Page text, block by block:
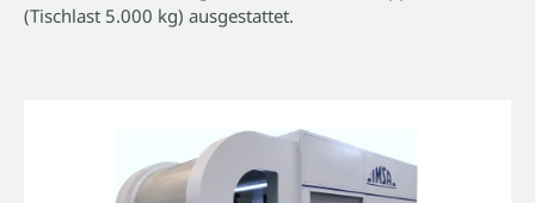
(Tischlast 5.000 kg) ausgestattet.